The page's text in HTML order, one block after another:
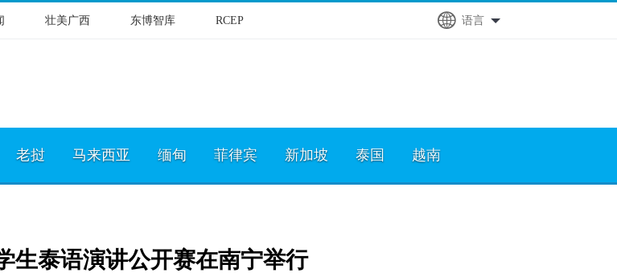
壮美广西 东博智库 RCEP 语言
老挝 马来西亚 缅甸 菲律宾 新加坡 泰国 越南
生泰语演讲公开赛在南宁举行